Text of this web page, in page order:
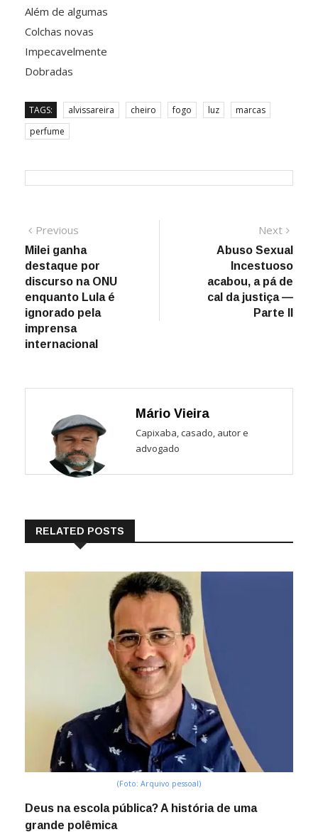
Além de algumas
Colchas novas
Impecavelmente
Dobradas
TAGS: alvissareira cheiro fogo luz
marcas
perfume
Navegação
de
Post
Previous
post:
Milei ganha
destaque por
discurso na ONU
enquanto Lula é
ignorado pela
imprensa
internacional
Next
post:
Abuso Sexual
Incestuoso
acabou, a pá de
cal da justiça —
Parte II
Mário Vieira
Capixaba, casado, autor e
advogado
RELATED POSTS
(Foto: Arquivo pessoal)
Deus na escola pública? A história de uma
grande polêmica